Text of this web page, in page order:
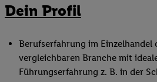
Dein Profil
Berufserfahrung im Einzelhandel
vergleichbaren Branche mit
Führungserfahrung z. B. in der